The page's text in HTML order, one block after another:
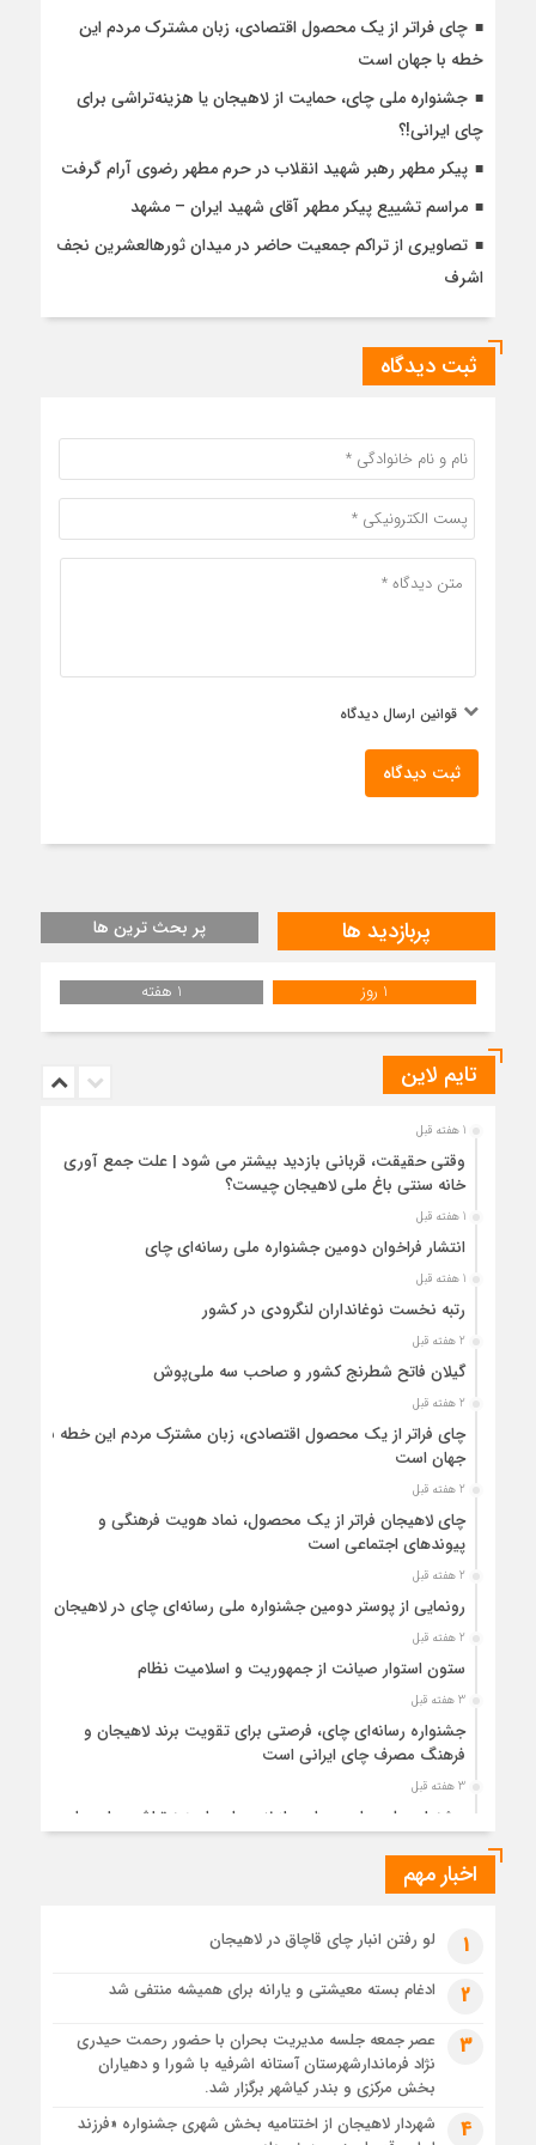
چای فراتر از یک محصول اقتصادی، زبان مشترک مردم این
خطه با جهان است
جشنواره ملی چای، حمایت از لاهیجان یا هزینه‌تراشی برای
چای ایرانی!؟
پیکر مطهر رهبر شهید انقلاب در حرم مطهر رضوی آرام گرفت
مراسم تشییع پیکر مطهر آقای شهید ایران – مشهد
تصاویری از تراکم جمعیت حاضر در میدان ثورهالعشرین نجف
اشرف
ثبت دیدگاه
قوانین ارسال دیدگاه
ثبت دیدگاه
پربازدید ها پر بحث ترین ها
1 روز 1 هفته
تایم لاین
1 هفته قبل
وقتی حقیقت، قربانی بازدید بیشتر می شود | علت جمع آوری
خانه سنتی باغ ملی لاهیجان چیست؟
1 هفته قبل
انتشار فراخوان دومین جشنواره ملی رسانه‌ای چای
1 هفته قبل
رتبه نخست نوغانداران لنگرودی در کشور
2 هفته قبل
گیلان فاتح شطرنج کشور و صاحب سه ملی‌پوش
2 هفته قبل
چای فراتر از یک محصول اقتصادی، زبان مشترک مردم این خطه با
جهان است
2 هفته قبل
چای لاهیجان فراتر از یک محصول، نماد هویت فرهنگی و
پیوندهای اجتماعی است
2 هفته قبل
رونمایی از پوستر دومین جشنواره ملی رسانه‌ای چای در لاهیجان
2 هفته قبل
ستون استوار صیانت از جمهوریت و اسلامیت نظام
3 هفته قبل
جشنواره رسانه‌ای چای، فرصتی برای تقویت برند لاهیجان و
فرهنگ مصرف چای ایرانی است
3 هفته قبل
جشنواره ملی چای، حمایت از لاهیجان یا هزینه‌تراشی برای چای
ایرانی!؟
3 هفته قبل
3 هفته قبل
رئوف
تصاویر هوایی مراسم تشییع پیکر مطهر آقای شهید ایران – مشهد
مراسم تشییع پیکر مطهر آقای شهید ایران – مشهد
اخبار مهم
1 لو رفتن انبار چای قاچاق در لاهیجان
2 ادغام بسته معیشتی و یارانه برای همیشه منتفی شد
3
عصر جمعه جلسه مدیریت بحران با حضور رحمت حیدری
نژاد فرماندارشهرستان آستانه اشرفیه با شورا و دهیاران
بخش مرکزی و بندر کیاشهر برگزار شد.
4
شهردار لاهیجان از اختتامیه بخش شهری جشنواره «فرزند